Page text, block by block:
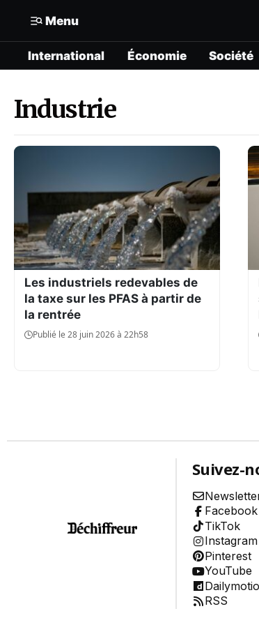
Menu
International Économie Société
Politique
Culture
Environnement
Mentions Légales
Mon compte
N° Compte :
Gérer mes informations
Mes articles enregistrés
Mes newsletters
Offrir un abonnement gratuit
Contacter la rédaction
Industrie
Les industriels redevables de
la taxe sur les PFAS à partir de
la rentrée
Publié le 28 juin 2026 à 22h58
Suivez-
Facebook
TikTok
Instagram
Pinterest
YouTube
RSS